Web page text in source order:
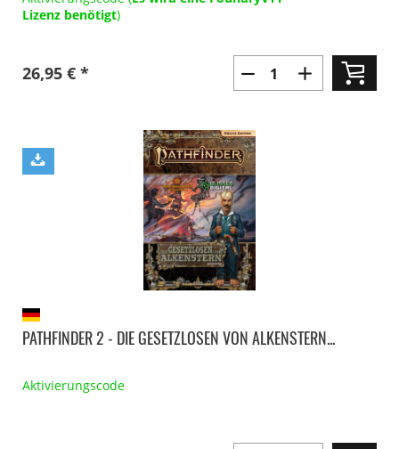
Lizenz benötigt)
26,95 € *
PATHFINDER 2 - DIE GESETZLOSEN VON ALKENSTERN...
Aktivierungscode